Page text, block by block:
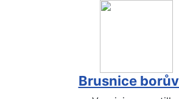
Brusnice